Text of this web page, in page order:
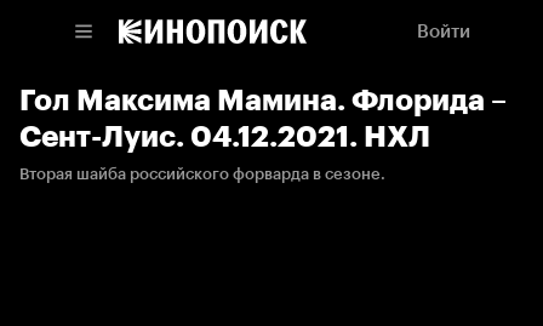
Войти
Гол Максима Мамина. Флорида –
Сент-Луис. 04.12.2021. НХЛ
Вторая шайба российского форварда в сезоне.